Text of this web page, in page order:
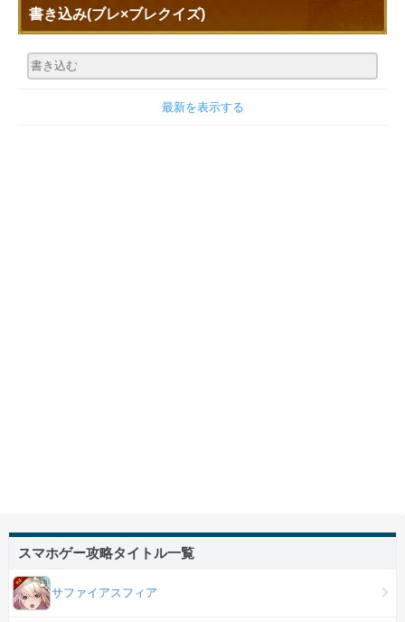
書き込み(ブレ×ブレクイズ)
最新を表示する
スマホゲー攻略タイトル一覧
サファイアスフィア